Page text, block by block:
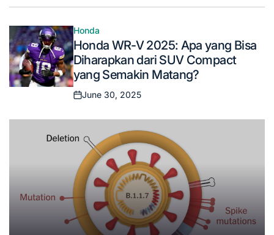
Posted
in
Honda
Honda WR-V 2025: Apa yang Bisa
Diharapkan dari SUV Compact
yang Semakin Matang?
Posted
June 30, 2025